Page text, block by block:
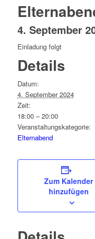
4. September
Einladung folgt
Details
Datum:
4. September 2024
Zeit:
18:00 – 20:00
Veranstaltungskategorie:
Elternabend
Zum Kalender
hinzufügen